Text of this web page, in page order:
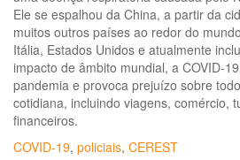
Ele se espalhou da China, a partir da
muitos outros países ao redor do
Itália, Estados Unidos e atualmente
impacto de âmbito mundial, a COVID-
pandemia e provoca prejuízo sobre
cotidiana, incluindo viagens, comércio,
financeiros.
COVID-19, policiais, CEREST